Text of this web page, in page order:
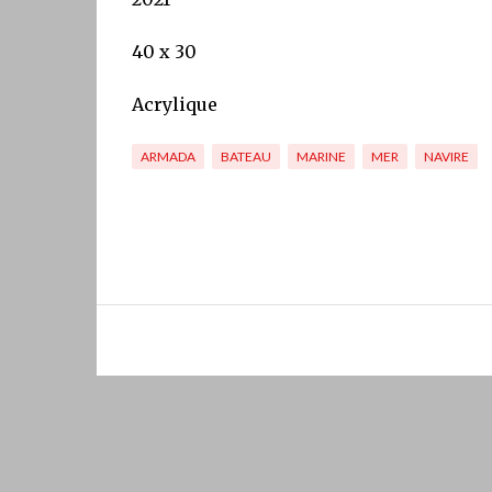
40 x 30
Acrylique
ARMADA BATEAU MARINE MER NAVIRE